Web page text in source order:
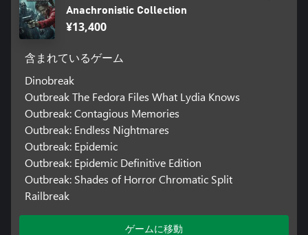
Anachronistic Collection
¥13,400
含まれているゲーム
Dinobreak
Outbreak The Fedora Files What Lydia Knows
Outbreak: Contagious Memories
Outbreak: Endless Nightmares
Outbreak: Epidemic
Outbreak: Epidemic Definitive Edition
Outbreak: Shades of Horror Chromatic Split
Railbreak
ゲームに移動